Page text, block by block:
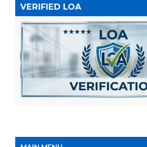
VERIFIED LOA